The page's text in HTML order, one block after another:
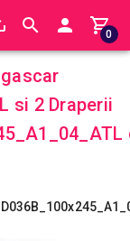
0
si 2 Draperii